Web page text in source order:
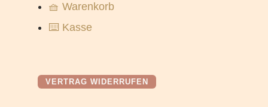
🧺 Warenkorb
⌨️ Kasse
VERTRAG WIDERRUFEN